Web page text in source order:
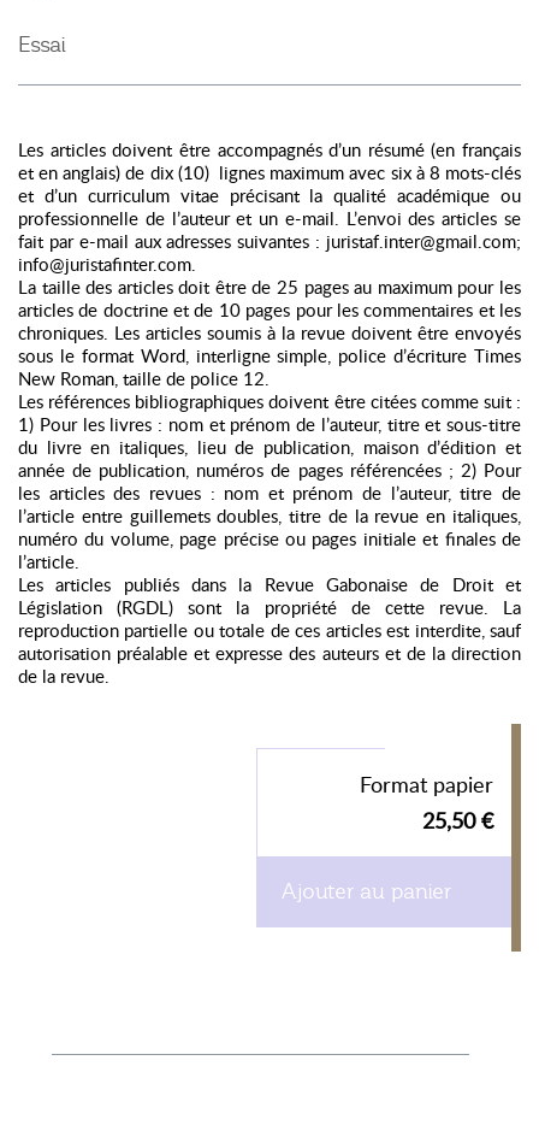
Essai
Les articles doivent être accompagnés d’un résumé (en français
et en anglais) de dix (10) lignes maximum avec six à 8 mots-clés
et d’un curriculum vitae précisant la qualité académique ou
professionnelle de l’auteur et un e-mail. L’envoi des articles se
fait par e-mail aux adresses suivantes : juristaf.inter@gmail.com;
info@juristafinter.com.
La taille des articles doit être de 25 pages au maximum pour les
articles de doctrine et de 10 pages pour les commentaires et les
chroniques. Les articles soumis à la revue doivent être envoyés
sous le format Word, interligne simple, police d’écriture Times
New Roman, taille de police 12.
Les références bibliographiques doivent être citées comme suit :
1) Pour les livres : nom et prénom de l’auteur, titre et sous-titre
du livre en italiques, lieu de publication, maison d’édition et
année de publication, numéros de pages référencées ; 2) Pour
les articles des revues : nom et prénom de l’auteur, titre de
l’article entre guillemets doubles, titre de la revue en italiques,
numéro du volume, page précise ou pages initiale et finales de
l’article.
Les articles publiés dans la Revue Gabonaise de Droit et
Législation (RGDL) sont la propriété de cette revue. La
reproduction partielle ou totale de ces articles est interdite, sauf
autorisation préalable et expresse des auteurs et de la direction
de la revue.
Format papier
25,50 €
Ajouter au panier